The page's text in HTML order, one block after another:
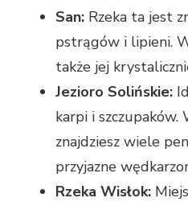
San: Rzeka ta jest
pstrągów i lipieni.
także jej
Jezioro Solińskie:
karpi i szczupaków.
znajdziesz wiele
przyjazne
Rzeka Wisłok: